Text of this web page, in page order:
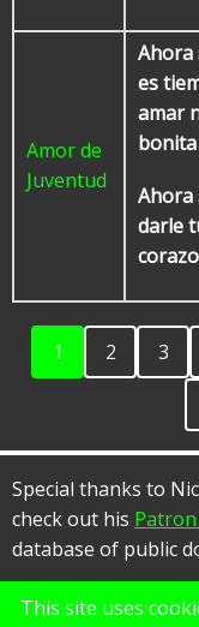
Amor de
Juventud
Ahora
es
amar
bonita
Ahora
darle
Pagination
Current
page
1 Page
2 Page
3
Special thanks to
check out his
database of public
© 2026
This site uses